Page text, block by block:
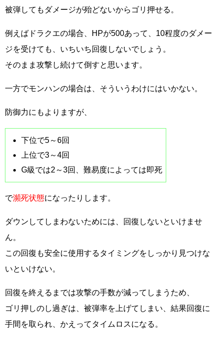
被弾してもダメージが殆どないからゴリ押せる。
例えばドラクエの場合、HPが500あって、10程度のダメー
ジを受けても、いちいち回復しないでしょう。
そのまま攻撃し続けて倒すと思います。
一方でモンハンの場合は、そういうわけにはいかない。
防御力にもよりますが、
下位で5～6回
上位で3～4回
G級では2～3回、難易度によっては即死
で瀕死状態になったりします。
ダウンしてしまわないためには、回復しないといけませ
ん。
この回復も安全に使用するタイミングをしっかり見つけな
いといけない。
回復を終えるまでは攻撃の手数が減ってしまうため、
ゴリ押しのし過ぎは、被弾率を上げてしまい、結果回復に
手間を取られ、かえってタイムロスになる。